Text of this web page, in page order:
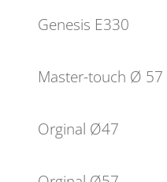
Genesis E330
Master-touch Ø 57
Orginal Ø47